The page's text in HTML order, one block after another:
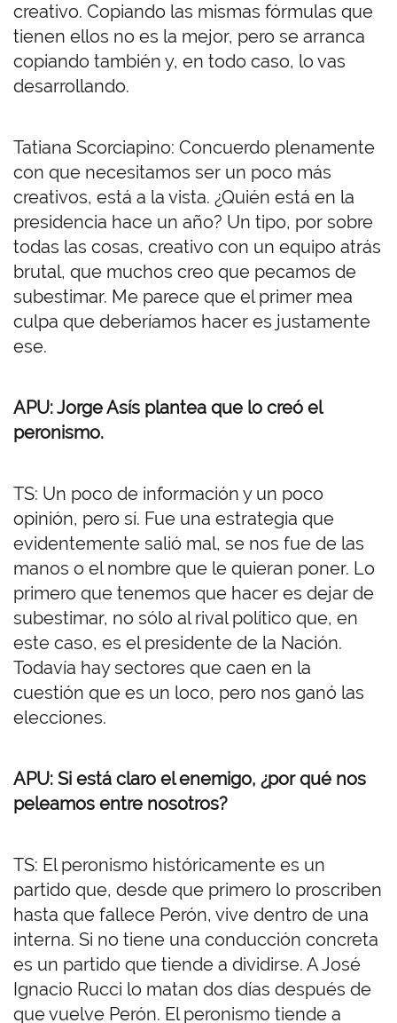
creativo. Copiando las mismas fórmulas que
tienen ellos no es la mejor, pero se arranca
copiando también y, en todo caso, lo vas
desarrollando.
Tatiana Scorciapino: Concuerdo plenamente
con que necesitamos ser un poco más
creativos, está a la vista. ¿Quién está en la
presidencia hace un año? Un tipo, por sobre
todas las cosas, creativo con un equipo atrás
brutal, que muchos creo que pecamos de
subestimar. Me parece que el primer mea
culpa que deberíamos hacer es justamente
ese.
APU: Jorge Asís plantea que lo creó el
peronismo.
TS: Un poco de información y un poco
opinión, pero sí. Fue una estrategia que
evidentemente salió mal, se nos fue de las
manos o el nombre que le quieran poner. Lo
primero que tenemos que hacer es dejar de
subestimar, no sólo al rival político que, en
este caso, es el presidente de la Nación.
Todavía hay sectores que caen en la
cuestión que es un loco, pero nos ganó las
elecciones.
APU: Si está claro el enemigo, ¿por qué nos
peleamos entre nosotros?
TS: El peronismo históricamente es un
partido que, desde que primero lo proscriben
hasta que fallece Perón, vive dentro de una
interna. Si no tiene una conducción concreta
es un partido que tiende a dividirse. A José
Ignacio Rucci lo matan dos días después de
que vuelve Perón. El peronismo tiende a